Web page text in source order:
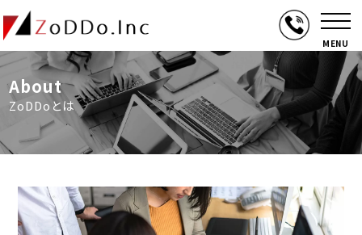
MENU
About
ZoDDoとは